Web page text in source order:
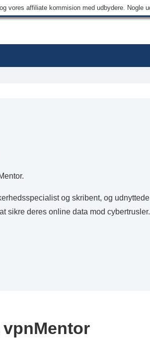
vores affiliate kommision med udbydere. Nogle
og skribent, og
sikre deres online data mod cybertrusler.